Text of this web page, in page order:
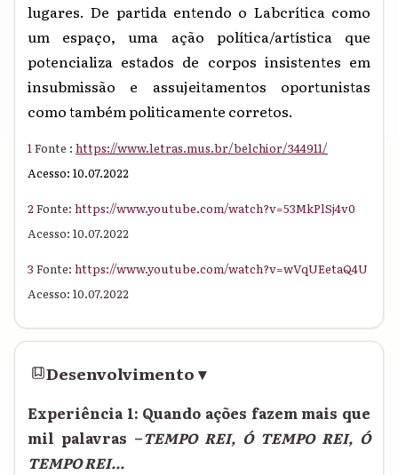
lugares. De partida entendo o Labcrítica como
um espaço, uma ação política/artística que
potencializa estados de corpos insistentes em
insubmissão e assujeitamentos oportunistas
como também politicamente corretos.
1Fonte : https://www.letras.mus.br/belchior/344911/
Acesso: 10.07.2022
2Fonte: https://www.youtube.com/watch?v=53MkPlSj4v0
Acesso: 10.07.2022
3 Fonte: https://www.youtube.com/watch?v=wVqUEetaQ4U
Acesso: 10.07.2022
Desenvolvimento▾
Experiência 1: Quando ações fazem mais que
mil palavras –TEMPO REI, Ó TEMPO REI, Ó
TEMPO REI...